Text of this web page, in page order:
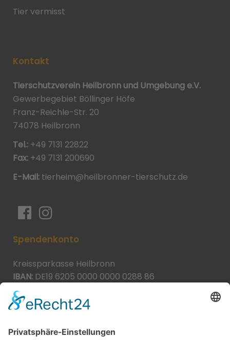
Tier vermisst
Kontakt
Tierschutzverein Heilbronn und Umgebung e.V.
Gewerbegebiet Böllinger Höfe
Franz-Reichle-Str. 20
74078 Heilbronn
Tel.: +49 7131 22822
Fax: +49 7131 200690
E-Mail: tierheim@heilbronner-tierschutz.de
Spendenkonto
Kreissparkasse Heilbronn
IBAN: DE19 6205 0000 0000 0288 86
BIC:
Spende direkt via PayPal